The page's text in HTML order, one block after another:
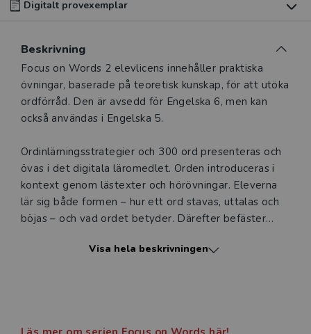
Digitalt provexemplar
digitalt provexemplar av den här produkten.
Ett digitalt provexemplar ger dig tillgång till det digitala
läromedlet där den digitala boken ingår under tre
månader. Observera att erbjudandet endast gäller
och dig som är verksam i Sverige.Du kan naturligtvis alltid
kontakta vårkundserviceom du önskar ytterligare
information eller har frågor om produkten.
Den här produkten kan beställas av lärare på gymnasium
utbildningsföretag.
Beskrivning
Beskrivning
Focus on Words 2 elevlicens innehåller praktiska
övningar, baserade på teoretisk kunskap, för att utöka
ordförråd. Den är avsedd för Engelska 6, men kan
också användas i Engelska 5.
Ordinlärningsstrategier och 300 ord presenteras och
övas i det digitala läromedlet. Orden introduceras i
kontext genom lästexter och hörövningar. Eleverna
lär sig både formen – hur ett ord stavas, uttalas och
böjas – och vad ordet betyder. Därefter befäster
Visa hela beskrivningen